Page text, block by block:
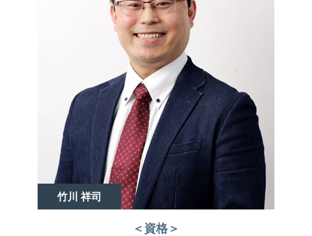
不動産売買契約書 ない
竹川 祥司
＜資格＞